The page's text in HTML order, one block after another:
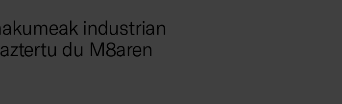
industrian
du M8aren